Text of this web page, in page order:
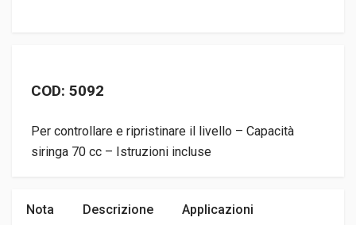
COD: 5092
Per controllare e ripristinare il livello – Capacità
siringa 70 cc – Istruzioni incluse
Nota Descrizione Applicazioni